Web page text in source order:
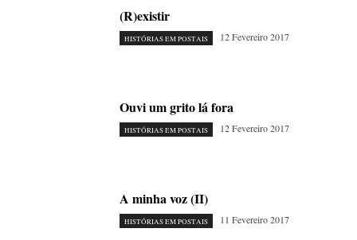
(R)existir
HISTÓRIAS EM POSTAIS 12 Fevereiro 2017
Ouvi um grito lá fora
HISTÓRIAS EM POSTAIS 12 Fevereiro 2017
A minha voz (II)
HISTÓRIAS EM POSTAIS 11 Fevereiro 2017